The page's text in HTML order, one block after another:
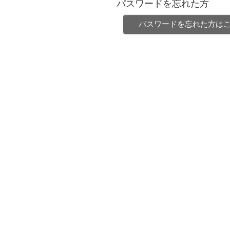
パスワードを忘れた方
パスワードを忘れた方は